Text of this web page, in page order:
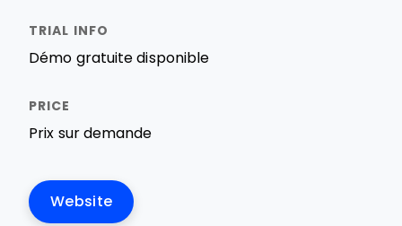
Démo gratuite disponible
Prix sur demande
Website